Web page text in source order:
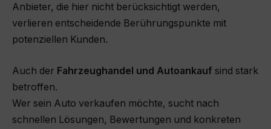
Anbieter, die hier nicht berücksichtigt werden,
verlieren entscheidende Berührungspunkte mit
potenziellen Kunden.
Auch der Fahrzeughandel und Autoankauf sind stark
betroffen.
Wer sein Auto verkaufen möchte, sucht nach
schnellen Lösungen, Bewertungen und konkreten